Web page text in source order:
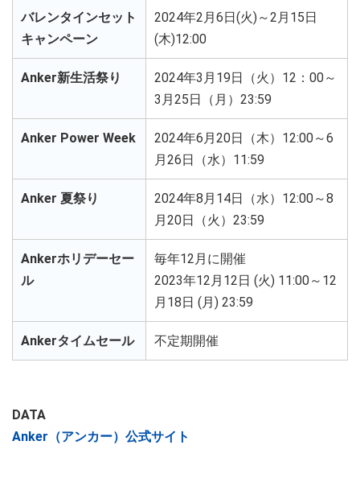
バレンタインセット
キャンペーン
2024年2月6日(火)～2月15日
(木)12:00
Anker新生活祭り
2024年3月19日（火）12：00～
3月25日（月）23:59
Anker Power Week
2024年6月20日（木）12:00～6
月26日（水）11:59
Anker 夏祭り
2024年8月14日（水）12:00～8
月20日（火）23:59
Ankerホリデーセー
ル
毎年12月に開催
2023年12月12日 (火) 11:00～12
月18日 (月) 23:59
Ankerタイムセール 不定期開催
DATA
Anker（アンカー）公式サイト